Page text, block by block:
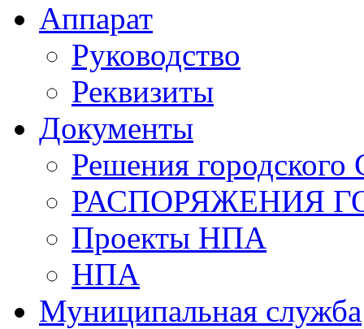
Аппарат
Руководство
Реквизиты
Документы
Решения городского
РАСПОРЯЖЕНИЯ
Проекты НПА
НПА
Муниципальная служба